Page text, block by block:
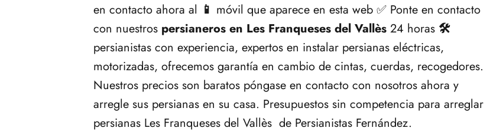
en contacto ahora al 📱 móvil que aparece en esta web ✅ Ponte en contacto
con nuestros persianeros en Les Franqueses del Vallès 24 horas 🛠️
persianistas con experiencia, expertos en instalar persianas eléctricas,
motorizadas, ofrecemos garantía en cambio de cintas, cuerdas, recogedores.
Nuestros precios son baratos póngase en contacto con nosotros ahora y
arregle sus persianas en su casa. Presupuestos sin competencia para arreglar
persianas Les Franqueses del Vallès de Persianistas Fernández.